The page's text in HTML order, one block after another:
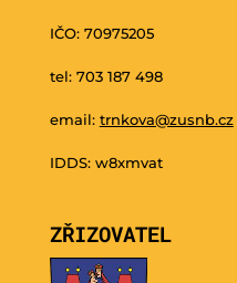
IČO: 70975205
tel: 703 187 498
email: trnkova@zusnb.cz
IDDS: w8xmvat
ZŘIZOVATEL